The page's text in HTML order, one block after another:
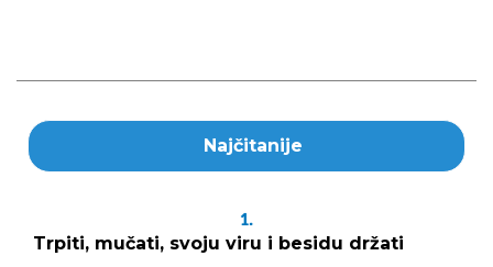
Najčitanije
1.
Trpiti, mučati, svoju viru i besidu držati